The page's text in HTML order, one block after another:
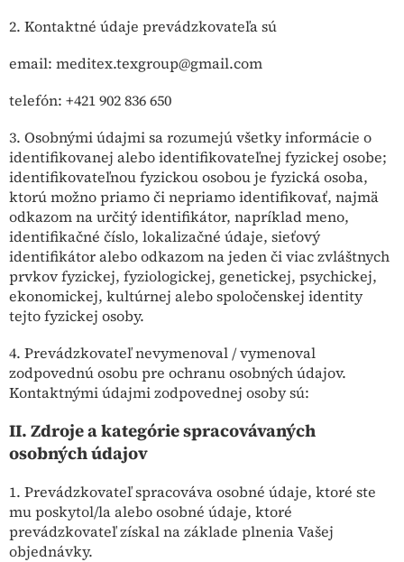
2. Kontaktné údaje prevádzkovateľa sú
email: meditex.texgroup@gmail.com
telefón: +421 902 836 650
3. Osobnými údajmi sa rozumejú všetky informácie o
identifikovanej alebo identifikovateľnej fyzickej osobe;
identifikovateľnou fyzickou osobou je fyzická osoba,
ktorú možno priamo či nepriamo identifikovať, najmä
odkazom na určitý identifikátor, napríklad meno,
identifikačné číslo, lokalizačné údaje, sieťový
identifikátor alebo odkazom na jeden či viac zvláštnych
prvkov fyzickej, fyziologickej, genetickej, psychickej,
ekonomickej, kultúrnej alebo spoločenskej identity
tejto fyzickej osoby.
4. Prevádzkovateľ nevymenoval / vymenoval
zodpovednú osobu pre ochranu osobných údajov.
Kontaktnými údajmi zodpovednej osoby sú:
II. Zdroje a kategórie spracovávaných
osobných údajov
1. Prevádzkovateľ spracováva osobné údaje, ktoré ste
mu poskytol/la alebo osobné údaje, ktoré
prevádzkovateľ získal na základe plnenia Vašej
objednávky.